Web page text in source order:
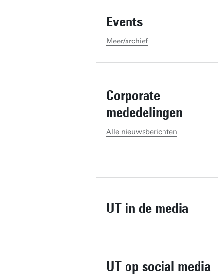
Events
Meer/archief
Corporate
mededelingen
Alle nieuwsberichten
UT in de media
UT op social media